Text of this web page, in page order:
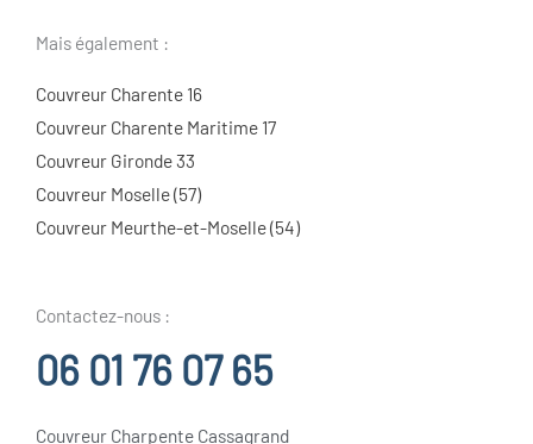
Mais également :
Couvreur Charente 16
Couvreur Charente Maritime 17
Couvreur Gironde 33
Couvreur Moselle (57)
Couvreur Meurthe-et-Moselle (54)
Contactez-nous :
06 01 76 07 65
Couvreur Charpente Cassagrand